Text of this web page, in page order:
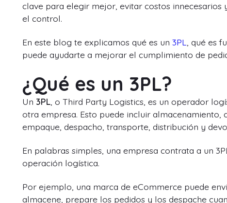
clave para elegir mejor, evitar costos
el control.
En este blog te explicamos qué es un 3PL, qué es
puede ayudarte a mejorar el cumplimiento de
¿Qué es un 3PL?
Un 3PL , o Third Party Logistics , es un operador
otra empresa. Esto puede incluir
empaque, despacho, transporte, distribución y
En palabras simples, una empresa contrata a un
operación logística.
Por ejemplo, una marca de eCommerce puede
almacene, prepare los pedidos y los despache